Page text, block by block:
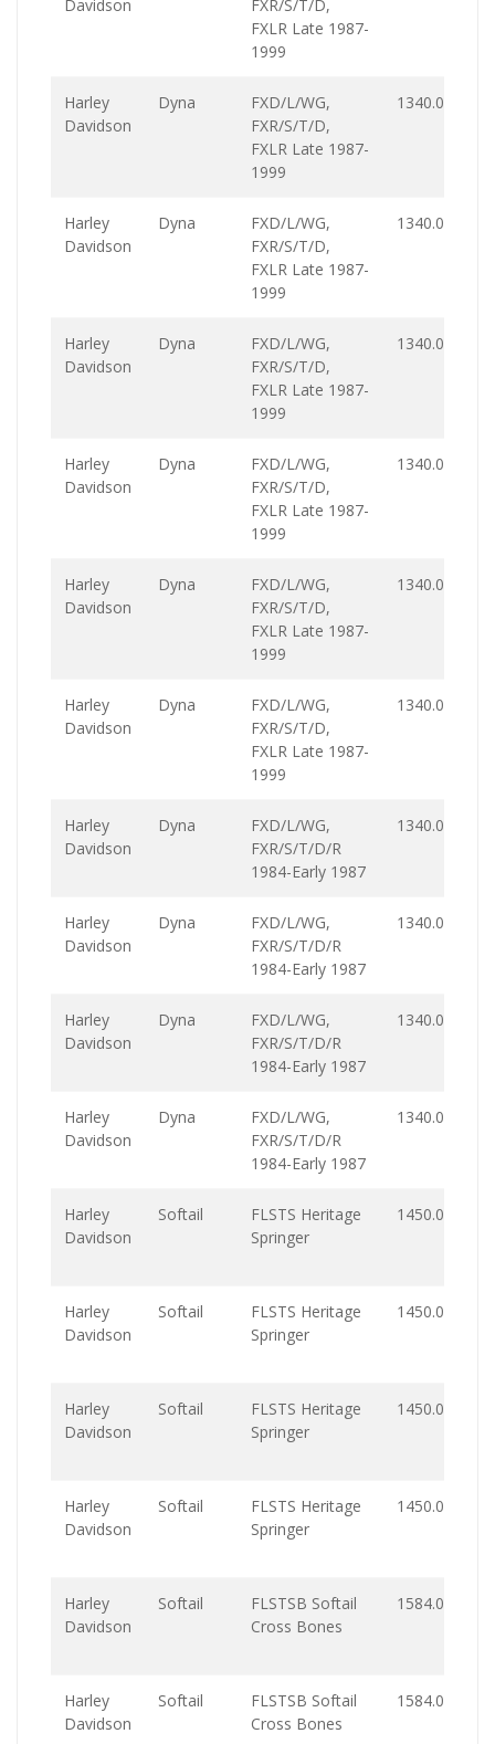
Davidson
FXR/S/T/D,
FXLR Late 1987-
1999
Harley
Davidson
Dyna
FXD/L/WG,
FXR/S/T/D,
FXLR Late 1987-
1999
1340.0
Harley
Davidson
Dyna
FXD/L/WG,
FXR/S/T/D,
FXLR Late 1987-
1999
1340.0
Harley
Davidson
Dyna
FXD/L/WG,
FXR/S/T/D,
FXLR Late 1987-
1999
1340.0
Harley
Davidson
Dyna
FXD/L/WG,
FXR/S/T/D,
FXLR Late 1987-
1999
1340.0
Harley
Davidson
Dyna
FXD/L/WG,
FXR/S/T/D,
FXLR Late 1987-
1999
1340.0
Harley
Davidson
Dyna
FXD/L/WG,
FXR/S/T/D,
FXLR Late 1987-
1999
1340.0
Harley
Davidson
Dyna
FXD/L/WG,
FXR/S/T/D/R
1984-Early 1987
1340.0
Harley
Davidson
Dyna
FXD/L/WG,
FXR/S/T/D/R
1984-Early 1987
1340.0
Harley
Davidson
Dyna
FXD/L/WG,
FXR/S/T/D/R
1984-Early 1987
1340.0
Harley
Davidson
Dyna
FXD/L/WG,
FXR/S/T/D/R
1984-Early 1987
1340.0
Harley
Davidson
Softail
FLSTS Heritage
Springer
1450.0
Harley
Davidson
Softail
FLSTS Heritage
Springer
1450.0
Harley
Davidson
Softail
FLSTS Heritage
Springer
1450.0
Harley
Davidson
Softail
FLSTS Heritage
Springer
1450.0
Harley
Davidson
Softail
FLSTSB Softail
Cross Bones
1584.0
Harley
Davidson
Softail
FLSTSB Softail
Cross Bones
1584.0